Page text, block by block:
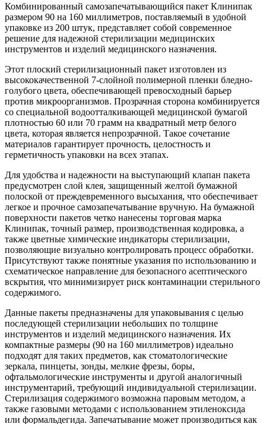
Комбинированный самозапечатывающийся пакет Клинипак
размером 90 на 160 миллиметров, поставляемый в удобной
упаковке из 200 штук, представляет собой современное
решение для надежной стерилизации медицинских
инструментов и изделий медицинского назначения.
Этот плоский стерилизационный пакет изготовлен из
высококачественной 7-слойной полимерной пленки бледно-
голубого цвета, обеспечивающей превосходный барьер
против микроорганизмов. Прозрачная сторона комбинируется
со специальной водоотталкивающей медицинской бумагой
плотностью 60 или 70 грамм на квадратный метр белого
цвета, которая является непрозрачной. Такое сочетание
материалов гарантирует прочность, целостность и
герметичность упаковки на всех этапах.
Для удобства и надежности на выступающий клапан пакета
предусмотрен слой клея, защищенный желтой бумажной
полоской от преждевременного высыхания, что обеспечивает
легкое и прочное самозапечатывание вручную. На бумажной
поверхности пакетов четко нанесены торговая марка
Клинипак, точный размер, производственная кодировка, а
также цветные химические индикаторы стерилизации,
позволяющие визуально контролировать процесс обработки.
Присутствуют также понятные указания по использованию и
схематическое направление для безопасного асептического
вскрытия, что минимизирует риск контаминации стерильного
содержимого.
Данные пакеты предназначены для упаковывания с целью
последующей стерилизации небольших по толщине
инструментов и изделий медицинского назначения. Их
компактные размеры (90 на 160 миллиметров) идеально
подходят для таких предметов, как стоматологические
зеркала, пинцеты, зонды, мелкие фрезы, боры,
офтальмологические инструменты и другой аналогичный
инструментарий, требующий индивидуальной стерилизации.
Стерилизация содержимого возможна паровым методом, а
также газовыми методами с использованием этиленоксида
или формальдегида. Запечатывание может производиться как